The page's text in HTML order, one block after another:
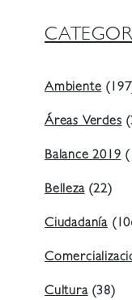
Ambiente
Áreas Verdes
Balance 2019
Belleza(22)
Ciudadanía
Cultura(38)